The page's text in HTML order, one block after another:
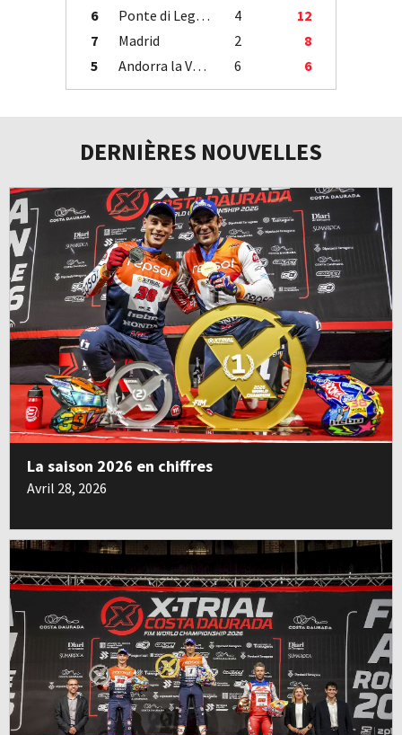
6
Ponte di Legno 4
12
7
Madrid 2
8
5
Andorra la Vella 6 6
DERNIÈRES NOUVELLES
La saison 2026 en chiffres
Avril 28, 2026